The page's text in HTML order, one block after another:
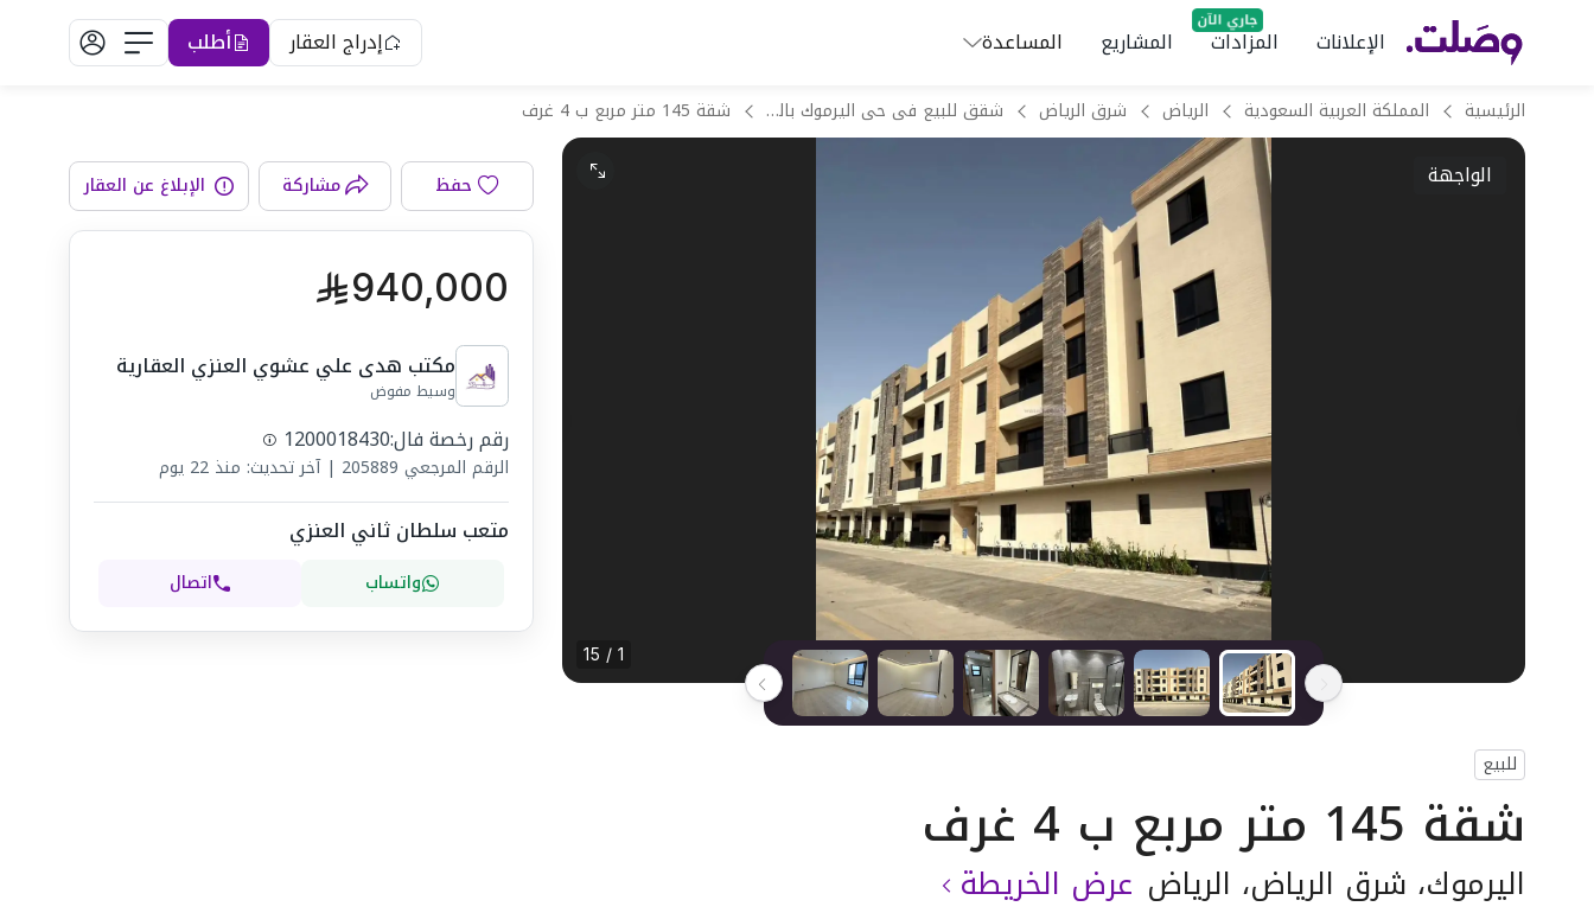
الإعلانات المزادات المشاريع المساعدة إدراج العقار أطلب
الرئيسية المملكة العربية السعودية الرياض شرق الرياض شقق للبيع فى حى اليرموك بالرياض شقة 145 متر مربع ب 4 غرف
الواجهة الواجهة
1 / 15
للبيع
شقة 145 متر مربع ب 4 غرف
اليرموك، شرق الرياض، الرياض عرض الخريطة
حفظ مشاركة الإبلاغ عن العقار
940,000
مكتب هدى علي عشوي العنزي العقارية
وسيط مفوض
رقم رخصة فال:1200018430
الرقم المرجعي 205889
|آخر تحديث: منذ 22 يوم
متعب سلطان ثاني العنزي
واتساب اتصال